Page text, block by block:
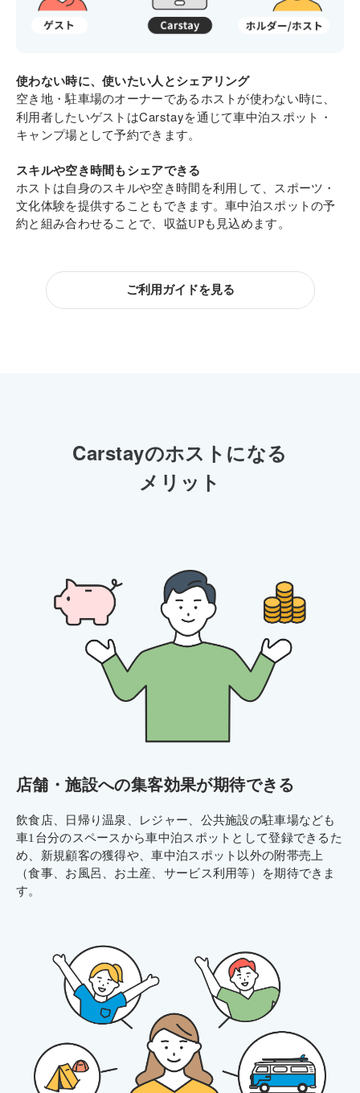
使わない時に、使いたい人とシェアリング
空き地・駐車場のオーナーであるホストが使わない時に、
利用者したいゲストはCarstayを通じて車中泊スポット・
キャンプ場として予約できます。
スキルや空き時間もシェアできる
ホストは自身のスキルや空き時間を利用して、スポーツ・
文化体験を提供することもできます。車中泊スポットの予
約と組み合わせることで、収益UPも見込めます。
ご利用ガイドを見る
Carstayのホストになる
メリット
店舗・施設への集客効果が期待できる
飲食店、日帰り温泉、レジャー、公共施設の駐車場なども
車1台分のスペースから車中泊スポットとして登録できるた
め、新規顧客の獲得や、車中泊スポット以外の附帯売上
（食事、お風呂、お土産、サービス利用等）を期待できま
す。